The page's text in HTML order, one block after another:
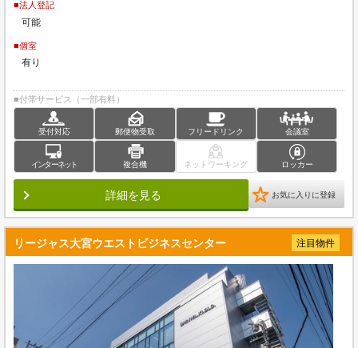
■法人登記
可能
■個室
有り
■付帯サービス（一部有料）
受付対応 郵便物受取 フリードリンク 会議室
インターネット 複合機 ネットワーキング ロッカー
詳細を見る お気に入りに登録
リージャス大宮ウエストビジネスセンター 注目物件